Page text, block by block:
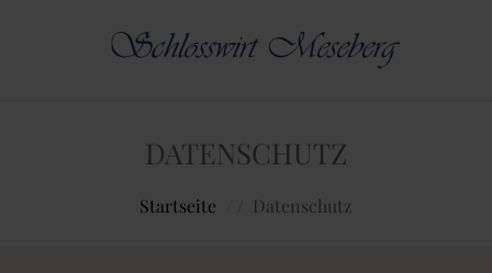
DATENSCHUTZ
Startseite Datenschutz